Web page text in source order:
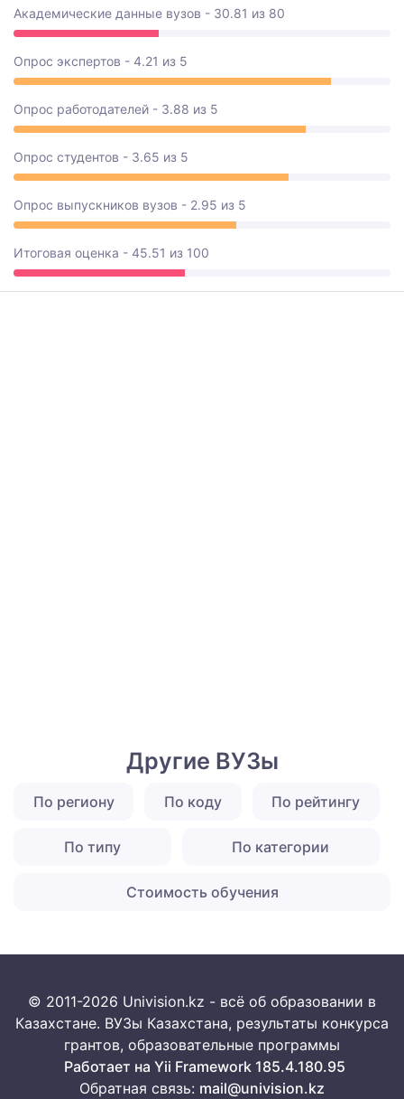
Академические данные вузов - 30.81 из 80
Опрос экспертов - 4.21 из 5
Опрос работодателей - 3.88 из 5
Опрос студентов - 3.65 из 5
Опрос выпускников вузов - 2.95 из 5
Итоговая оценка - 45.51 из 100
Другие ВУЗы
По региону По коду По рейтингу
По типу По категории
Стоимость обучения
© 2011-2026 Univision.kz - всё об образовании в
Казахстане. ВУЗы Казахстана, результаты конкурса
грантов, образовательные программы
Работает на Yii Framework 185.4.180.95
Обратная связь: mail@univision.kz